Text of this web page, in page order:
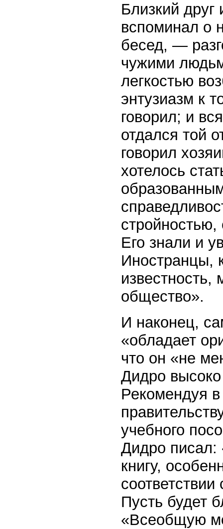
Близкий
вспоминал о
бесед, —
чужими
легкостью
энтузиазм к
говорил; и
отдался той
говорил
хотелось
стройностью,
Его знали и
Иностранцы,
известность,
общество».
И наконец,
«обладает
что он «не
Дидро высоко
Рекомендуя
учебного
Дидро писал:
книгу,
Пусть будет
«Всеобщую